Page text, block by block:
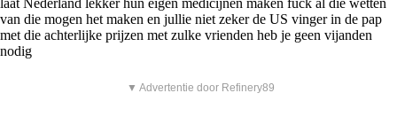
laat Nederland lekker hun eigen medicijnen maken fuck al die wetten
van die mogen het maken en jullie niet zeker de US vinger in de pap
met die achterlijke prijzen met zulke vrienden heb je geen vijanden
nodig
▼ Advertentie door Refinery89